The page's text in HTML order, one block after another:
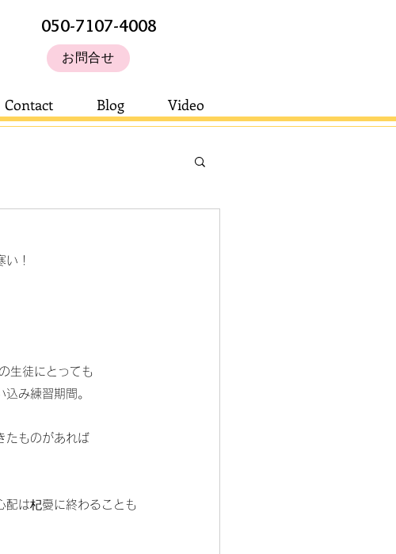
050-7107-4008
お問合せ
Contact Blog Video
！
生徒にとっても
み練習期間。
たものがあれば
配は杞憂に終わることも